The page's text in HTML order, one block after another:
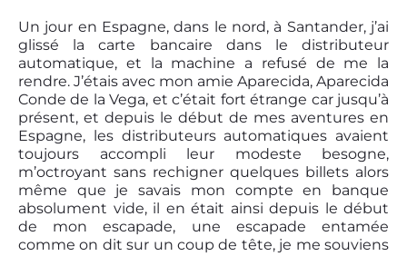
Un jour en Espagne, dans le nord, à Santander, j’ai
glissé la carte bancaire dans le distributeur
automatique, et la machine a refusé de me la
rendre. J’étais avec mon amie Aparecida, Aparecida
Conde de la Vega, et c’était fort étrange car jusqu’à
présent, et depuis le début de mes aventures en
Espagne, les distributeurs automatiques avaient
toujours accompli leur modeste besogne,
m’octroyant sans rechigner quelques billets alors
même que je savais mon compte en banque
absolument vide, il en était ainsi depuis le début
de mon escapade, une escapade entamée
comme on dit sur un coup de tête, je me souviens